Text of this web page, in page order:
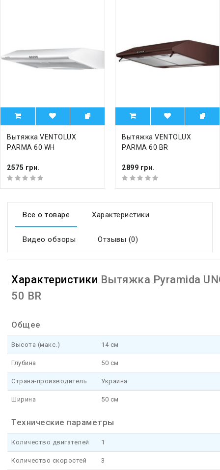
Вытяжка VENTOLUX
PARMA 60 WH
2575 грн.
Вытяжка VENTOLUX
PARMA 60 BR
2899 грн.
Все о товаре Характеристики
Видео обзоры Отзывы (0)
Характеристики Вытяжка Pyramida
50 BR
Общее
Высота (макс.) 14 см
Глубина 50 см
Страна-производитель Украина
Ширина 50 см
Технические параметры
Количество двигателей 1
Количество скоростей 3